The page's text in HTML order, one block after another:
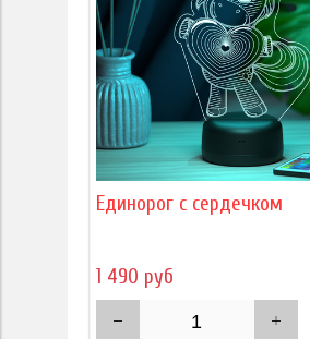
Единорог с сердечком
1 490 руб